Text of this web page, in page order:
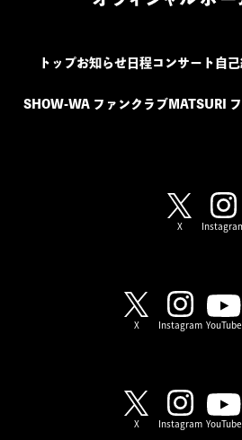
トップお知らせ日程コンサート 自
SHOW-WA ファンクラブ MATSURI
X
X Instagram YouTube
X Instagram YouTube